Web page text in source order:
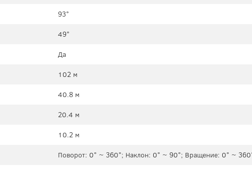
93°
49°
Да
102 м
40.8 м
20.4 м
10.2 м
Поворот: 0° ~ 360°; Наклон: 0° ~ 90°; Вращение: 0° ~